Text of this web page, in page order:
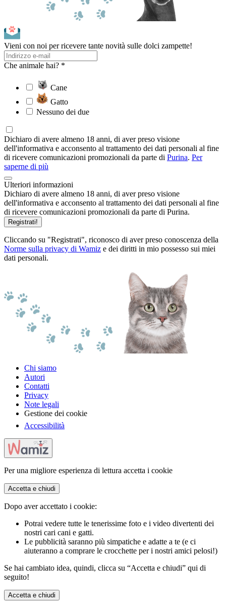
Vieni con noi per ricevere tante novità sulle dolci zampette!
Che animale hai? *
Cane
Gatto
Nessuno dei due
Dichiaro di avere almeno 18 anni, di aver preso visione
dell'informativa e acconsento al trattamento dei dati personali al fine
di ricevere comunicazioni promozionali da parte di Purina. Per
saperne di più
Ulteriori informazioni
Dichiaro di avere almeno 18 anni, di aver preso visione
dell'informativa e acconsento al trattamento dei dati personali al fine
di ricevere comunicazioni promozionali da parte di Purina.
Registrati!
Cliccando su "Registrati", riconosco di aver preso conoscenza della
Norme sulla privacy di Wamiz e dei diritti in mio possesso sui miei
dati personali.
Chi siamo
Autori
Contatti
Privacy
Note legali
Gestione dei cookie
Accessibilità
Per una migliore esperienza di lettura accetta i cookie
Accetta e chiudi
Dopo aver accettato i cookie:
Potrai vedere tutte le tenerissime foto e i video divertenti dei
nostri cari cani e gatti.
Le pubblicità saranno più simpatiche e adatte a te (e ci
aiuteranno a comprare le crocchette per i nostri amici pelosi!)
Se hai cambiato idea, quindi, clicca su “Accetta e chiudi” qui di
seguito!
Accetta e chiudi